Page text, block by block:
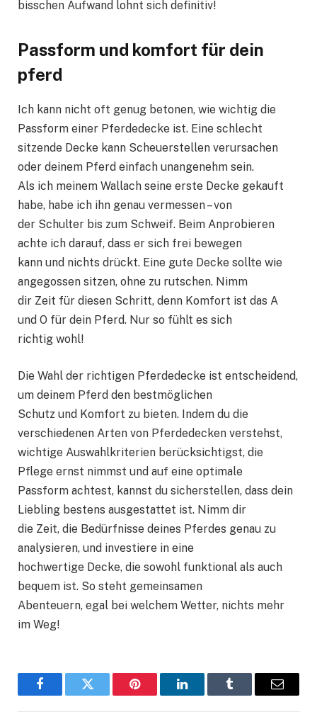
bisschen Aufwand lohnt sich definitiv!
Passform und komfort für dein
pferd
Ich kann nicht oft genug betonen, wie wichtig die
Passform einer Pferdedecke ist. Eine schlecht
sitzende Decke kann Scheuerstellen verursachen
oder deinem Pferd einfach unangenehm sein.
Als ich meinem Wallach seine erste Decke gekauft
habe, habe ich ihn genau vermessen – von
der Schulter bis zum Schweif. Beim Anprobieren
achte ich darauf, dass er sich frei bewegen
kann und nichts drückt. Eine gute Decke sollte wie
angegossen sitzen, ohne zu rutschen. Nimm
dir Zeit für diesen Schritt, denn Komfort ist das A
und O für dein Pferd. Nur so fühlt es sich
richtig wohl!
Die Wahl der richtigen Pferdedecke ist entscheidend,
um deinem Pferd den bestmöglichen
Schutz und Komfort zu bieten. Indem du die
verschiedenen Arten von Pferdedecken verstehst,
wichtige Auswahlkriterien berücksichtigst, die
Pflege ernst nimmst und auf eine optimale
Passform achtest, kannst du sicherstellen, dass dein
Liebling bestens ausgestattet ist. Nimm dir
die Zeit, die Bedürfnisse deines Pferdes genau zu
analysieren, und investiere in eine
hochwertige Decke, die sowohl funktional als auch
bequem ist. So steht gemeinsamen
Abenteuern, egal bei welchem Wetter, nichts mehr
im Weg!
FacebookTwitter Pinterest LinkedInTumblr Email